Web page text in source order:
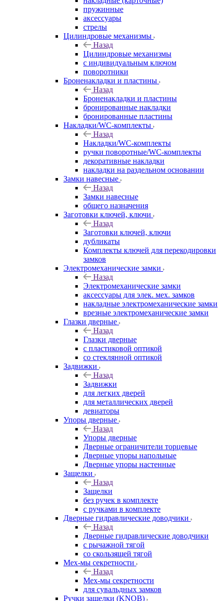
пружинные
аксессуары
стрелы
Цилиндровые механизмы
Назад
Цилиндровые механизмы
с индивидуальным ключом
поворотники
Броненакладки и пластины
Назад
Броненакладки и пластины
бронированные накладки
бронированные пластины
Накладки/WC-комплекты
Назад
Накладки/WC-комплекты
ручки поворотные/WC-комплекты
декоративные накладки
накладки на раздельном основании
Замки навесные
Назад
Замки навесные
общего назначения
Заготовки ключей, ключи
Назад
Заготовки ключей, ключи
дубликаты
Комплекты ключей для перекодировки
замков
Электромеханические замки
Назад
Электромеханические замки
аксессуары для элек. мех. замков
накладные электромеханические замки
врезные электромеханические замки
Глазки дверные
Назад
Глазки дверные
с пластиковой оптикой
со стеклянной оптикой
Задвижки
Назад
Задвижки
для легких дверей
для металлических дверей
девиаторы
Упоры дверные
Назад
Упоры дверные
Дверные ограничители торцевые
Дверные упоры напольные
Дверные упоры настенные
Защелки
Назад
Защелки
без ручек в комплекте
с ручками в комплекте
Дверные гидравлические доводчики
Назад
Дверные гидравлические доводчики
с рычажной тягой
со скользящей тягой
Мех-мы секретности
Назад
Мех-мы секретности
для сувальдных замков
Ручки защелки (KNOB)